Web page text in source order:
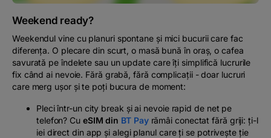
Pentru antreprenori
Banking, pe relaxare
Weekend ready?
Weekendul vine cu planuri spontane și mici bucurii care fac
diferența. O plecare din scurt, o masă bună în oraș, o cafea
savurată pe îndelete sau un update care îți simplifică lucrurile
fix când ai nevoie. Fără grabă, fără complicații - doar lucruri
care merg ușor și te poți bucura de moment:
Pleci într-un city break și ai nevoie rapid de net pe
telefon? Cu eSIM din BT Payrămâi conectat fără griji: ți-l
iei direct din app și alegi planul care ți se potrivește ție